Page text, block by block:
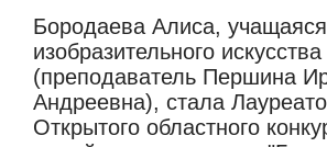
Бородаева Алиса,
изобразительного искусства
(преподаватель Першина
Андреевна), стала
Открытого областного